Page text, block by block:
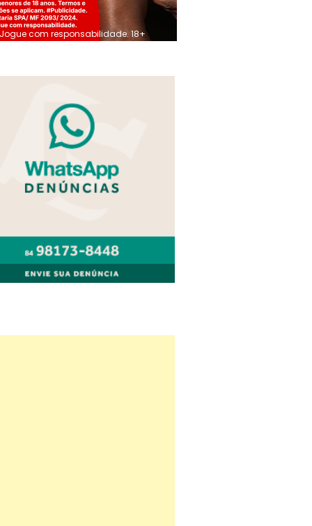
Jogue com responsabilidade. 18+